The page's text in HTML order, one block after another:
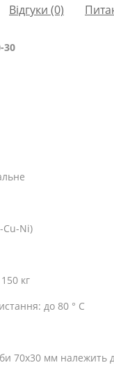
Відгуки (0)
30
Cu-Ni)
кг
до 80 ° C
70х30 мм належить